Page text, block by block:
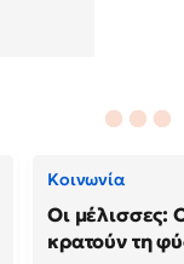
Κοινωνία
Οι μέλισσες:
κρατούν τη